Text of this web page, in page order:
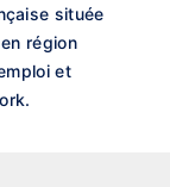
située
région
et